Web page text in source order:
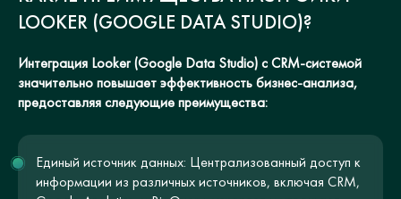
LOOKER (GOOGLE DATA STUDIO)?
Интеграция Looker (Google Data Studio) с CRM-системой
значительно повышает эффективность бизнес-анализа,
предоставляя следующие преимущества:
Единый источник данных: Централизованный доступ к
информации из различных источников, включая CRM,